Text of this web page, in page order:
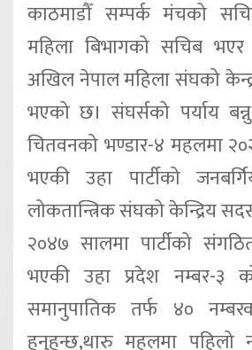
काठमाडौँ सम्पर्क मंचको
महिला बिभागको सचिब
अखिल नेपाल महिला संघको
भएको छ। संघर्सको पर्याय
चितवनको भण्डार-४ महलमा
भएकी उहा पार्टीको
लोकतान्त्रिक संघको केन्द्रिय
२०४७ सालमा पार्टीको
भएकी उहा प्रदेश नम्बर-३
समानुपातिक तर्फ ४०
हुनुहुन्छ,थारु महलमा पहिलो